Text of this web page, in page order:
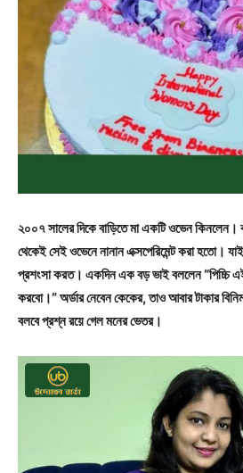
২০০৭ সালের দিকে বাড়িতে মা একটি ওভেন কিনলেন।
থেকেই সেই ওভেনে নানান এক্সপেরিমেন্ট করা হতো।
প্রশংসা করত। একদিন এক বড় ভাই বললেন “পিচ্চি
করবো।” অর্ডার নেবেন কেকের, তাও আবার টাকার
বলবে প্রশ্ন রয়ে গেল মনের ভেতর।